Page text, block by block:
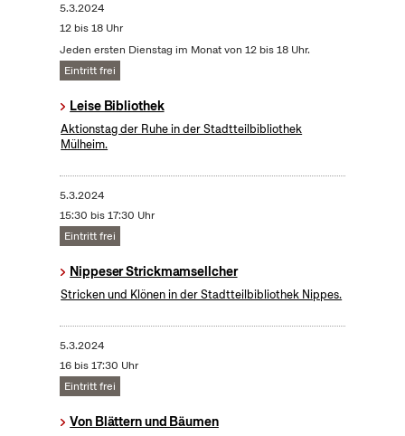
5.3.2024
12 bis 18 Uhr
Jeden ersten Dienstag im Monat von 12 bis 18 Uhr.
Eintritt frei
Leise Bibliothek
Aktionstag der Ruhe in der Stadtteilbibliothek
Mülheim.
5.3.2024
15:30 bis 17:30 Uhr
Eintritt frei
Nippeser Strickmamsellcher
Stricken und Klönen in der Stadtteilbibliothek Nippes.
5.3.2024
16 bis 17:30 Uhr
Eintritt frei
Von Blättern und Bäumen